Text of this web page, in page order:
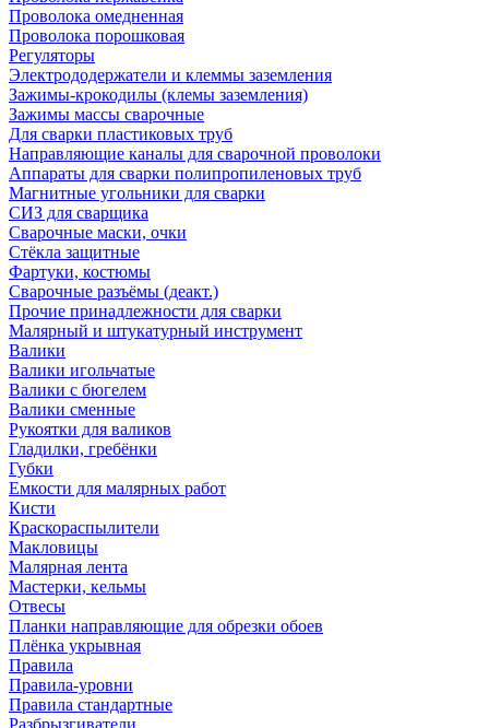
Проволока омедненная
Проволока порошковая
Регуляторы
Электрододержатели и клеммы заземления
Зажимы-крокодилы (клемы заземления)
Зажимы массы сварочные
Для сварки пластиковых труб
Направляющие каналы для сварочной проволоки
Аппараты для сварки полипропиленовых труб
Магнитные угольники для сварки
СИЗ для сварщика
Сварочные маски, очки
Стёкла защитные
Фартуки, костюмы
Сварочные разъёмы (деакт.)
Прочие принадлежности для сварки
Малярный и штукатурный инструмент
Валики
Валики игольчатые
Валики с бюгелем
Валики сменные
Рукоятки для валиков
Гладилки, гребёнки
Губки
Емкости для малярных работ
Кисти
Краскораспылители
Макловицы
Малярная лента
Мастерки, кельмы
Отвесы
Планки направляющие для обрезки обоев
Плёнка укрывная
Правила
Правила-уровни
Правила стандартные
Разбрызгиватели